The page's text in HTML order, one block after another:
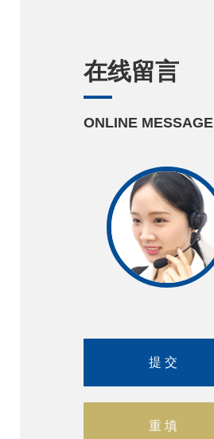
在线留言
ONLINE MESSAGE